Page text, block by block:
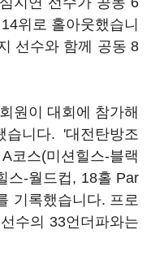
위로 홀아웃했습니
선수와 함께 공동 8
원이 대회에 참가해
니다. '대전탄방조
코스(미션힐스-블랙
스-월드컵, 18홀 Par
기록했습니다. 프로
수의 33언더파와는